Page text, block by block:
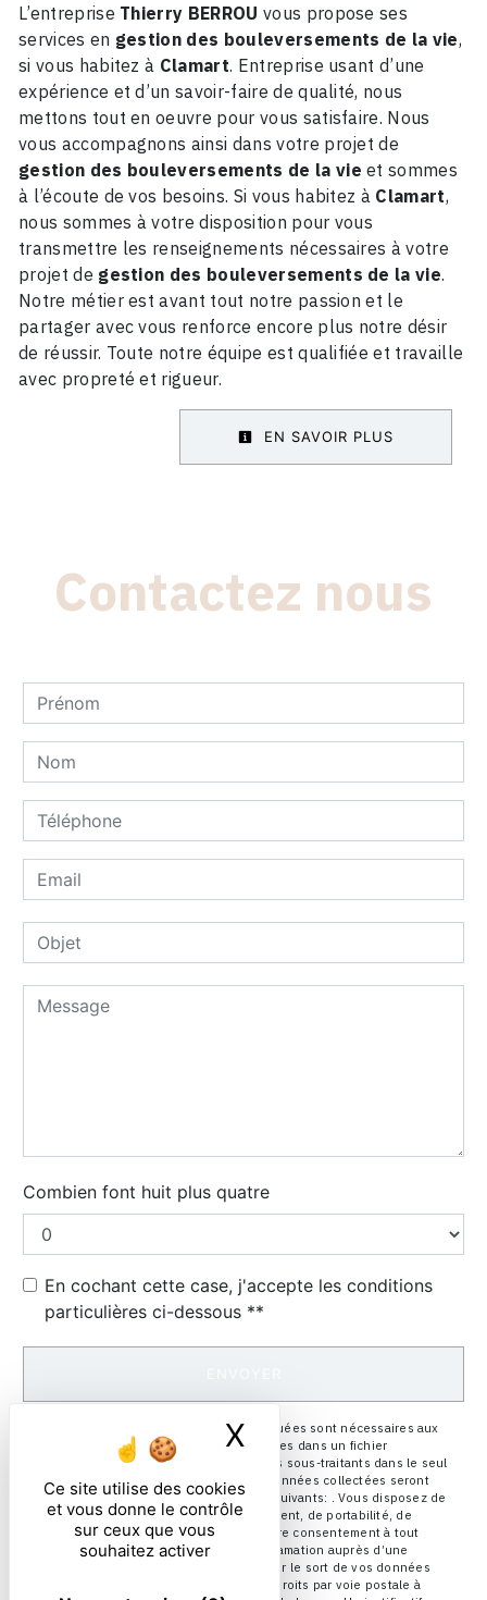
Ce site utilise des cookies
et vous donne le contrôle
sur ceux que vous
souhaitez activer
X Masquer le
L’entreprise Thierry BERROU vous propose ses
services en gestion des bouleversements de la vie,
si vous habitez à Clamart. Entreprise usant d’une
expérience et d’un savoir-faire de qualité, nous
mettons tout en oeuvre pour vous satisfaire. Nous
vous accompagnons ainsi dans votre projet de
gestion des bouleversements de la vie et sommes
à l’écoute de vos besoins. Si vous habitez à Clamart,
nous sommes à votre disposition pour vous
transmettre les renseignements nécessaires à votre
projet de gestion des bouleversements de la vie.
Notre métier est avant tout notre passion et le
partager avec vous renforce encore plus notre désir
de réussir. Toute notre équipe est qualifiée et travaille
avec propreté et rigueur.
EN SAVOIR PLUS
Contactez nous
Combien font huit plus quatre
En cochant cette case, j'accepte les conditions
particulières ci-dessous **
** Les données personnelles communiquées sont nécessaires aux
fins de vous contacter et sont enregistrées dans un fichier
informatisé. Elles sont destinées à et ses sous-traitants dans le seul
but de répondre à votre message. Les données collectées seront
communiquées aux seuls destinataires suivants: . Vous disposez de
droits d’accès, de rectification, d’effacement, de portabilité, de
limitation, d’opposition, de retrait de votre consentement à tout
moment et du droit d’introduire une réclamation auprès d’une
autorité de contrôle, ainsi que d’organiser le sort de vos données
post-mortem. Vous pouvez exercer ces droits par voie postale à